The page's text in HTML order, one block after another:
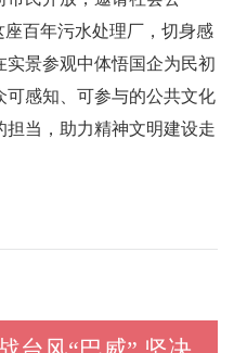
百年污水处理厂，切身感
景参观中体悟国企为民初
感知、可参与的公共文化
担当，助力精神文明建设走